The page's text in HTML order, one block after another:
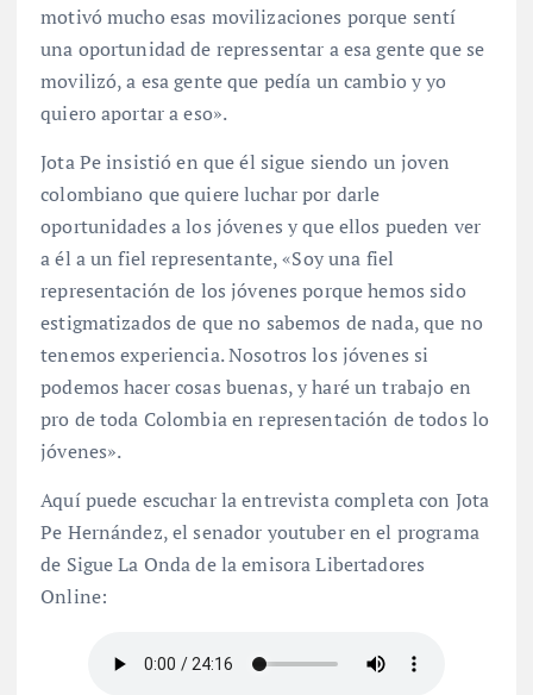
motivó mucho esas movilizaciones porque sentí
una oportunidad de repressentar a esa gente que se
movilizó, a esa gente que pedía un cambio y yo
quiero aportar a eso».
Jota Pe insistió en que él sigue siendo un joven
colombiano que quiere luchar por darle
oportunidades a los jóvenes y que ellos pueden ver
a él a un fiel representante, «Soy una fiel
representación de los jóvenes porque hemos sido
estigmatizados de que no sabemos de nada, que no
tenemos experiencia. Nosotros los jóvenes si
podemos hacer cosas buenas, y haré un trabajo en
pro de toda Colombia en representación de todos lo
jóvenes».
Aquí puede escuchar la entrevista completa con Jota
Pe Hernández, el senador youtuber en el programa
de Sigue La Onda de la emisora Libertadores
Online: